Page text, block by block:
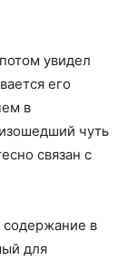
увидел
его
в
чуть
связан с
в
для